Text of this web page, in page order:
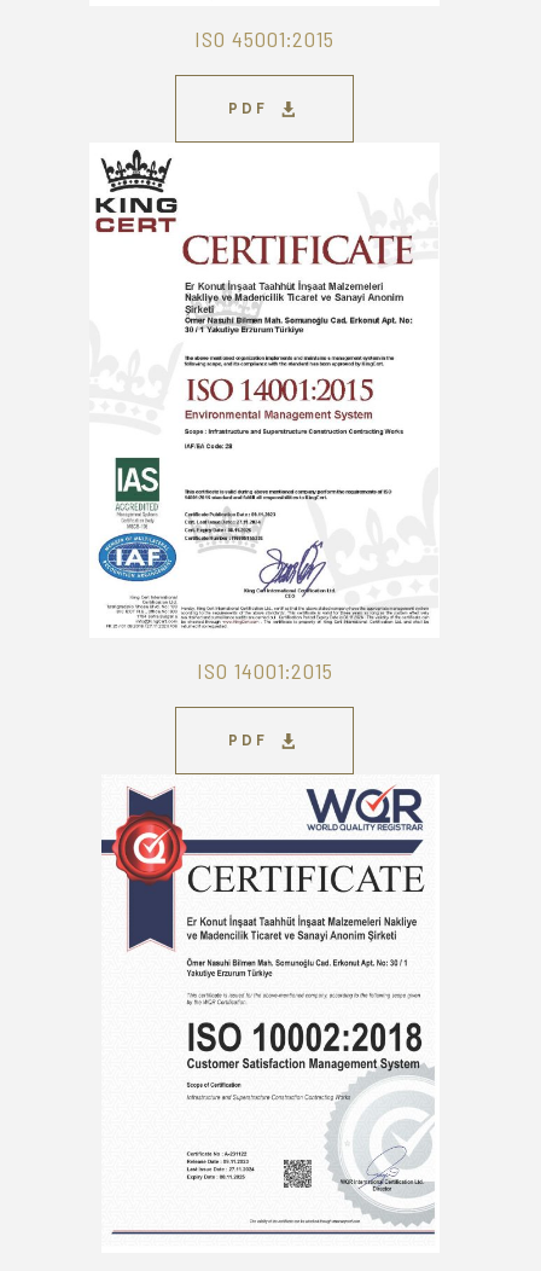
ISO 45001:2015
PDF
ISO 14001:2015
PDF